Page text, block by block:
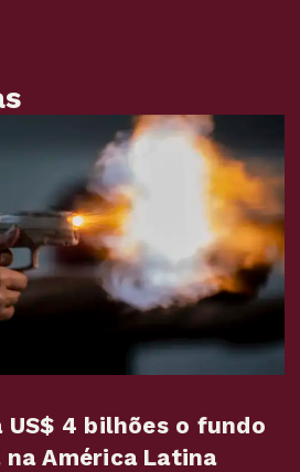
US$ 4 bilhões o fundo
na América Latina